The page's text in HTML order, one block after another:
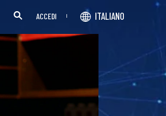
ACCEDI ITALIANO